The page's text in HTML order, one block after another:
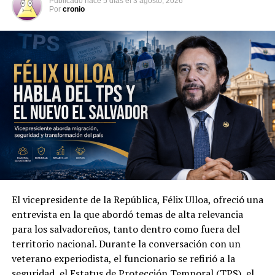
Además de la seguridad, las autoridades abordaron la
cooperación económica, comercial y tecnológica. Ambas
partes acordaron impulsar la creación de un Consejo
Binacional Empresarial orientado a promover el
comercio, la inversión y nuevas oportunidades de
Por cronio
El vicepresidente de la República, Félix Ulloa, ofreció una
entrevista en la que abordó temas de alta relevancia
para los salvadoreños, tanto dentro como fuera del
territorio nacional. Durante la conversación con un
veterano experiodista, el funcionario se refirió a la